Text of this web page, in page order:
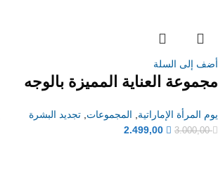
أضف إلى السلة
مجموعة العناية المميزة بالوجه
يوم المرأة الإماراتية المجموعات تجديد البشرة
3.000,00
2.499,00